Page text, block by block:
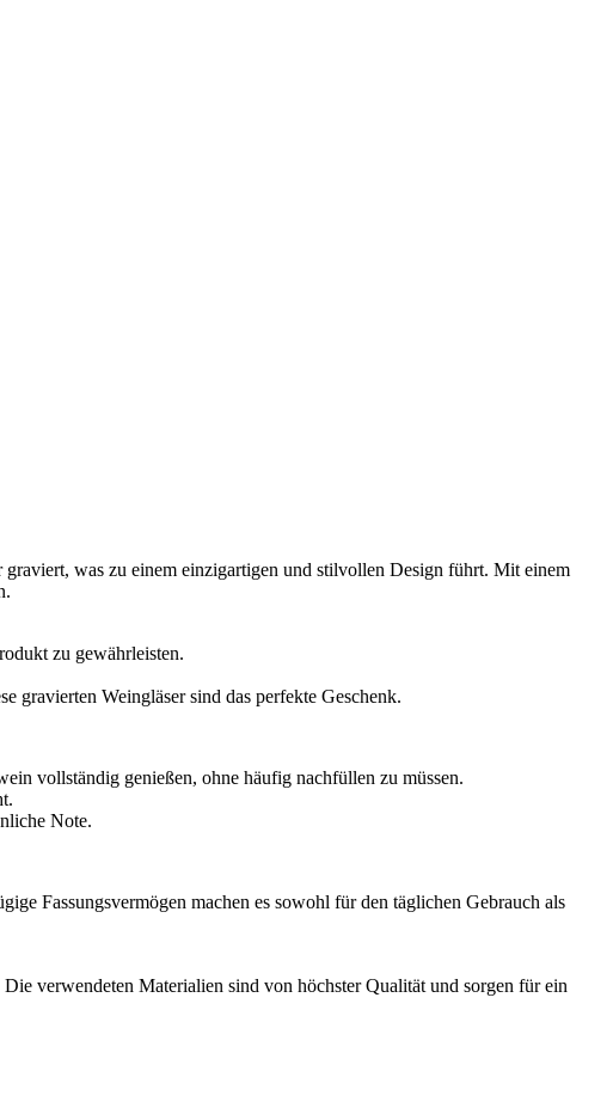
was zu einem einzigartigen und stilvollen Design führt. Mit einem
zu gewährleisten.
gravierten Weingläser sind das perfekte Geschenk.
vollständig genießen, ohne häufig nachfüllen zu müssen.
Note.
Fassungsvermögen machen es sowohl für den täglichen Gebrauch als
verwendeten Materialien sind von höchster Qualität und sorgen für ein